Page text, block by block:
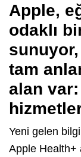
Apple,
odaklı
tam
alan
Yeni gelen
Apple Health+